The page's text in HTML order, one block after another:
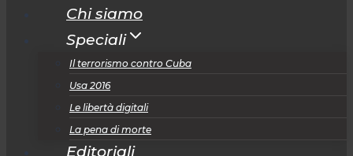
Chi siamo
Speciali
Il terrorismo contro Cuba
Usa 2016
Le libertà digitali
La pena di morte
Editoriali